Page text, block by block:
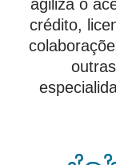
agiliza o
crédito,
outras